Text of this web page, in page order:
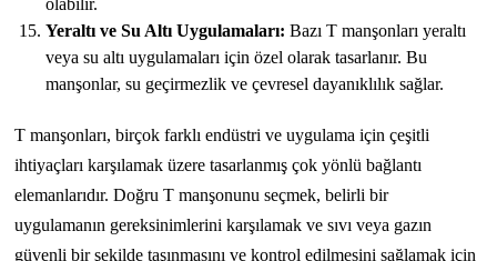
olabilir.
Yeraltı ve Su Altı Uygulamaları: Bazı T manşonları yeraltı
veya su altı uygulamaları için özel olarak tasarlanır. Bu
manşonlar, su geçirmezlik ve çevresel dayanıklılık sağlar.
T manşonları, birçok farklı endüstri ve uygulama için çeşitli
ihtiyaçları karşılamak üzere tasarlanmış çok yönlü bağlantı
elemanlarıdır. Doğru T manşonunu seçmek, belirli bir
uygulamanın gereksinimlerini karşılamak ve sıvı veya gazın
güvenli bir şekilde taşınmasını ve kontrol edilmesini sağlamak için